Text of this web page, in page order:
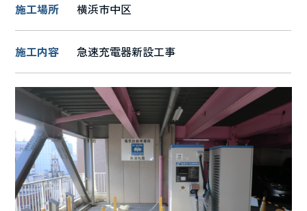
施工場所 横浜市中区
施工内容 急速充電器新設工事